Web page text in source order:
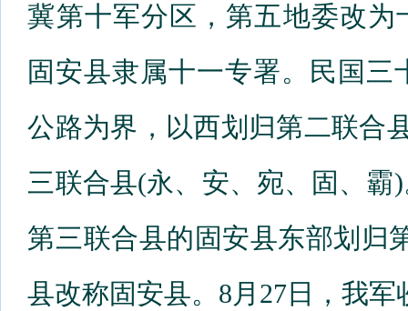
冀第十军分区，第五地委改
固安县隶属十一专署。民国三
公路为界，以西划归第二联合
三联合县(永、安、宛、固、霸
第三联合县的固安县东部划归
县改称固安县。8月27日，我军